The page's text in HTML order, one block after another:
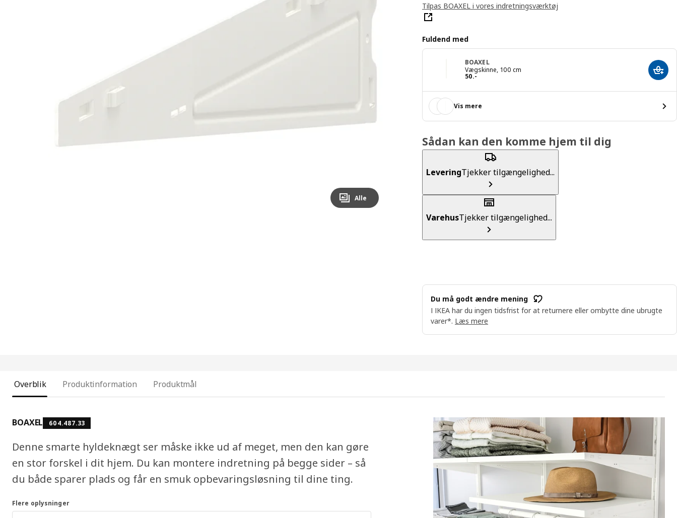
Image zoomed out, normal view
Alle
Tilpas BOAXEL i vores indretningsværktøj
Fuldend med
BOAXEL
Vægskinne, 100 cm
50.-
Pris 50.- Læg i
Vis mere
Sådan kan den komme hjem til dig
LeveringTjekker tilgængelighed...
VarehusTjekker tilgængelighed...
Du må godt ændre mening
I IKEA har du ingen tidsfrist for at returnere eller ombytte dine ubrugte
varer*. Læs mere
Overblik Produktinformation Produktmål
BOAXEL 604.487.33
Denne smarte hyldeknægt ser måske ikke ud af meget, men den kan gøre
en stor forskel i dit hjem. Du kan montere indretning på begge sider – så
du både sparer plads og får en smuk opbevaringsløsning til dine ting.
Flere oplysninger